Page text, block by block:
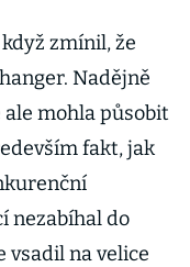
zmínil, že
Nadějně
mohla působit
fakt, jak
nezabíhal do
vsadil na velice